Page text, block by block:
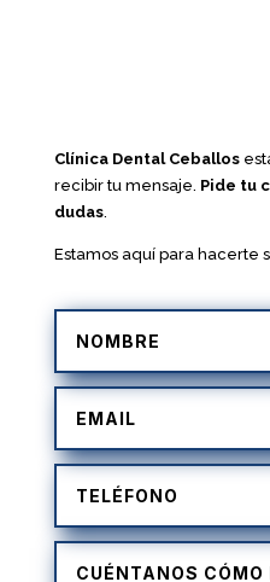
Clínica Dental Ceballos
recibir tu mensaje. Pide tu
dudas.
Estamos aquí para hacerte